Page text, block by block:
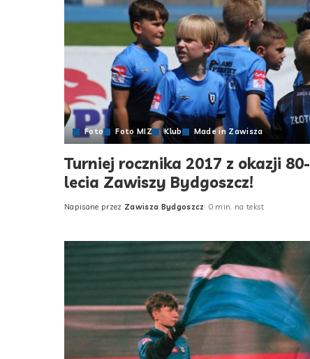
Foto Foto MIZ Klub Made in Zawisza
Turniej rocznika 2017 z okazji 80-
lecia Zawiszy Bydgoszcz!
Posted
Napisane przez Zawisza Bydgoszcz 0 min. na tekst